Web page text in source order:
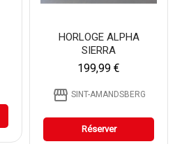
HORLOGE ALPHA
SIERRA
199,99 €
storefront SINT-AMANDSBERG
Réserver